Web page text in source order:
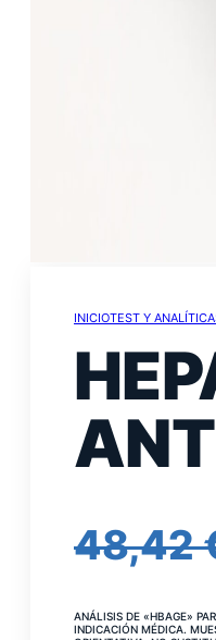
INICIOTEST Y
48,42
ANÁLISIS DE «HBAGE»
INDICACIÓN MÉDICA.